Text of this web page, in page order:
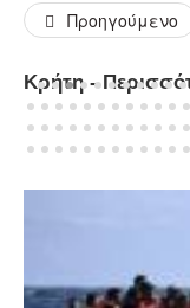
Προηγούμενο